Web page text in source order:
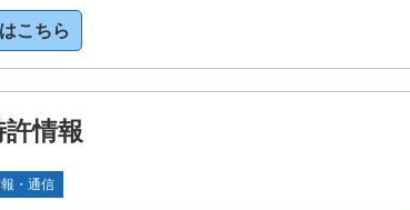
こちら
許情報
・通信